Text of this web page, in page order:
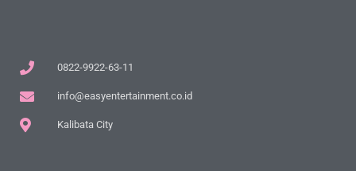
0822-9922-63-11
info@easyentertainment.co.id
Kalibata City